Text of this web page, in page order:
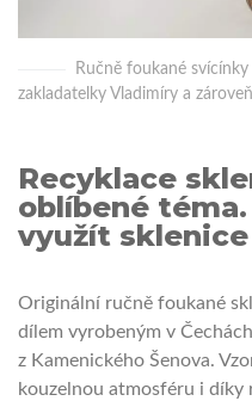
Ručně foukané
zakladatelky Vladimíry a
Recyklace
oblíbené
využít
Originální ručně foukané
dílem vyrobeným v
z Kamenického Šenova.
kouzelnou atmosféru i díky